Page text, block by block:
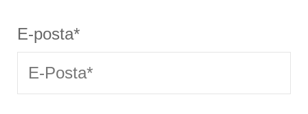
E-posta*